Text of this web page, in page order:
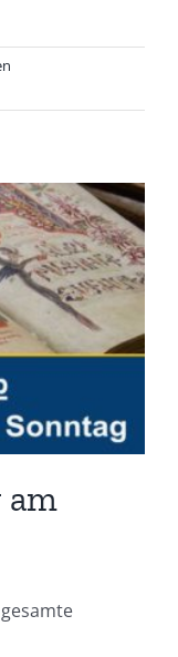
am